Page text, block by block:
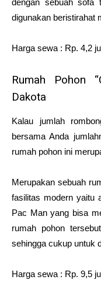
dengan sebuah sofa
digunakan beristirahat
Harga sewa : Rp. 4,2
Rumah Pohon
Dakota
Kalau jumlah
bersama Anda
rumah pohon ini
Merupakan sebuah
fasilitas modern yaitu
Pac Man yang bisa
rumah pohon
sehingga cukup untuk
Harga sewa : Rp. 9,5